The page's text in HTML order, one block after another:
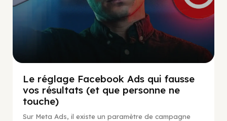
Le réglage Facebook Ads qui fausse
vos résultats (et que personne ne
touche)
Sur Meta Ads, il existe un paramètre de campagne